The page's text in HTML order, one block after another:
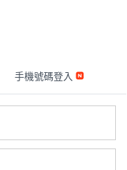
手機號碼登入